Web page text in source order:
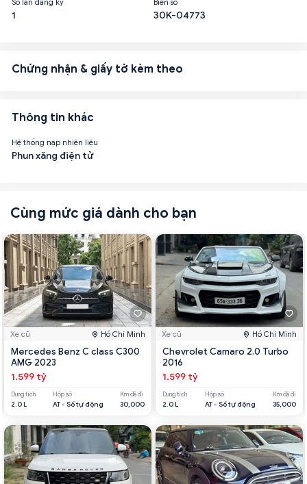
Số lần đăng ký
1
Biển số
30K-04773
Chứng nhận & giấy tờ kèm theo
Thông tin khác
Hệ thống nạp nhiên liệu
Phun xăng điện tử
Cùng mức giá dành cho bạn
Xe cũ Hồ Chí Minh
Mercedes Benz C class C300
AMG 2023
1.599 tỷ
Dung tích
2.0 L
Hộp số
AT - Số tự động
Km đã đi
30,000
Xe cũ Hồ Chí Minh
Chevrolet Camaro 2.0 Turbo
2016
1.599 tỷ
Dung tích
2.0 L
Hộp số
AT - Số tự động
Km đã đi
35,000